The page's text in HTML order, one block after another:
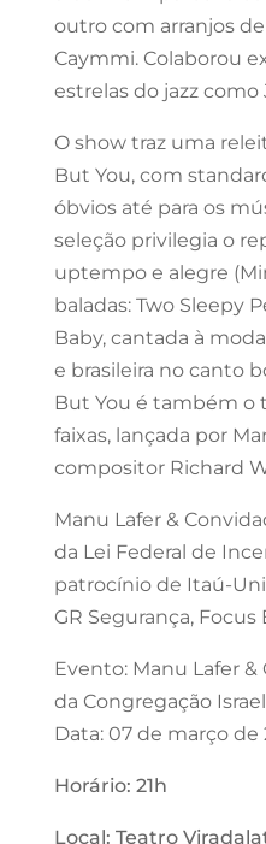
outro com arranjos
Caymmi. Colaborou
estrelas do jazz como
O show traz uma
But You, com
óbvios até para os
seleção privilegia o
uptempo e alegre
baladas: Two Sleepy
Baby, cantada à
e brasileira no canto
But You é também o
faixas, lançada por
compositor Richard
Manu Lafer &
da Lei Federal de
patrocínio de Itaú-
GR Segurança,
Evento: Manu Lafer
da Congregação
Data: 07 de março de
Horário: 21h
Local: Teatro